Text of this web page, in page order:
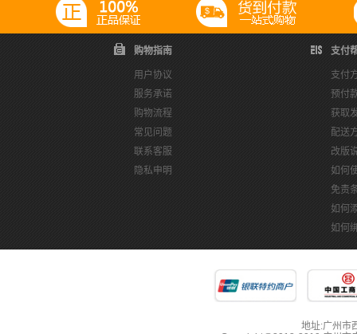
购物指南
用户协议
服务承诺
购物流程
常见问题
联系客服
隐私申明
支付
支付
预付
获取
配送
改版
如何
免责
如何
如何
地址:广州市